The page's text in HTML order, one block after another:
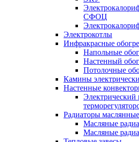
СФОЦ
Электрокотлы
Инфракрасные
Напольные
Настенный
Потолочные
Камины
Настенные
Электрический
Радиаторы маслянные
Масляные
Масляные